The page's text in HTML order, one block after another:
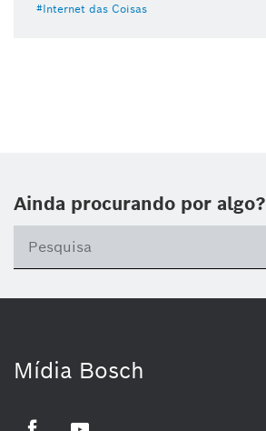
Internet das Coisas
Ainda procurando por algo?
Mídia Bosch